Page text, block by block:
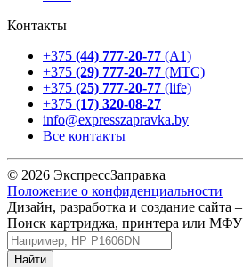
Контакты
+375 (44) 777-20-77 (А1)
+375 (29) 777-20-77 (МТС)
+375 (25) 777-20-77 (life)
+375 (17) 320-08-27
info@expresszapravka.by
Все контакты
© 2026 ЭкспрессЗаправка
Положение о конфиденциальности
Дизайн, разработка и создание сайта –
Поиск картриджа, принтера или МФУ